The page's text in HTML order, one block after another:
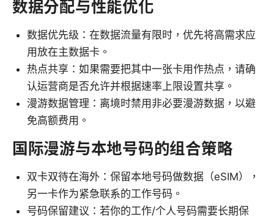
数据分配与性能优化
数据优先级：在数据流量有限时，优先将高需求应
用放在主数据卡。
热点共享：如果需要把其中一张卡用作热点，请确
认运营商是否允许并根据速率上限设置共享。
漫游数据管理：离境时禁用非必要漫游数据，以避
免高额费用。
国际漫游与本地号码的组合策略
双卡双待在海外：保留本地号码做数据（eSIM），
另一卡作为紧急联系的工作号码。
号码保留建议：若你的工作/个人号码需要长期保